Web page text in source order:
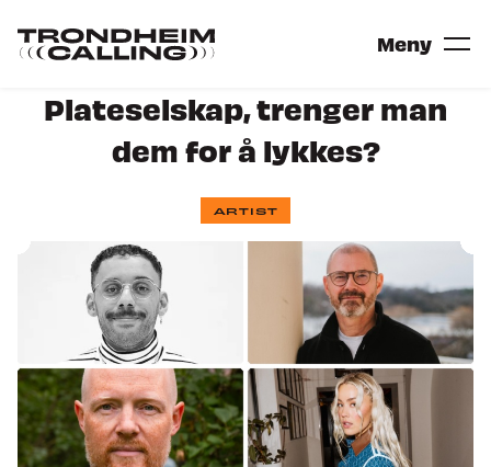
til
hovedinnhold
Gå
forsiden
Meny
Billetter
Festival
VIL DU SPILLE PÅ
Konferanse
KONFERANSEPOSTER
NORDIC INCUBATOR
Plateselskap, trenger man
dem for å lykkes?
ARTIST